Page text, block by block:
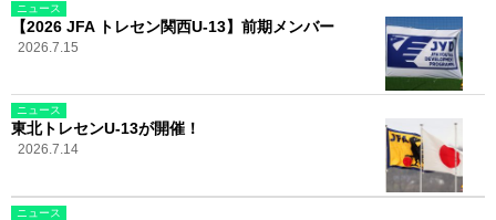
ニュース
【2026 JFA トレセン関西U-13】前期メンバー
2026.7.15
ニュース
東北トレセンU-13が開催！
2026.7.14
ニュース